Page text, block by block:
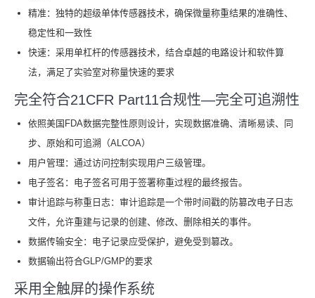
精准：独特的超级单体传感器技术，确保微量称重结果的准确性、
稳定性和一致性
快速：采用单杠杆的传感器技术，结合卓越的电路设计和软件算
法，满足了实验室对称量快速的要求
完全符合21CFR Part11合规性—完全可追溯性
依照美国FDA数据完整性原则设计，实现数据准确、清晰易读、同
步、原始和可追溯（ALCOA）
用户管理：通过访问控制实现用户三级管理。
电子签名：电子签名可用于签署称重过程的最终报告。
审计追踪与称重日志：审计追踪是一个带时间戳的防篡改电子日志
文件，允许重建与记录的创建、修改、删除相关的事件。
数据传输安全：电子记录应受保护，避免受到篡改。
数据输出符合GLP/GMP的要求
采用全触屏的操作系统